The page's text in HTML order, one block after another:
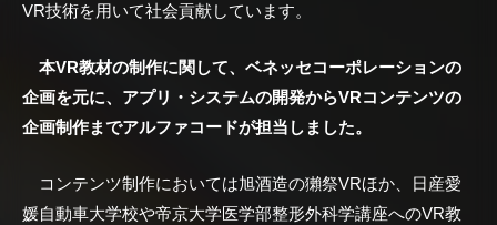
VR技術を用いて社会貢献しています。
本VR教材の制作に関して、ベネッセコーポレーションの
企画を元に、アプリ・システムの開発からVRコンテンツの
企画制作までアルファコードが担当しました。
コンテンツ制作においては旭酒造の獺祭VRほか、日産愛
媛自動車大学校や帝京大学医学部整形外科学講座へのVR教